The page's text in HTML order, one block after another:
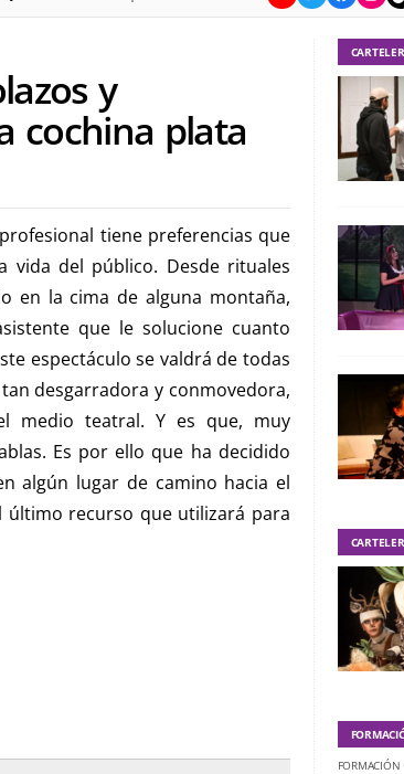
y
cochina plata
tiene preferencias que
vida del público. Desde rituales
en la cima de alguna montaña,
que le solucione cuanto
espectáculo se valdrá de todas
desgarradora y conmovedora,
medio teatral. Y es que, muy
Es por ello que ha decidido
algún lugar de camino hacia el
recurso que utilizará para
FORMACIÓN